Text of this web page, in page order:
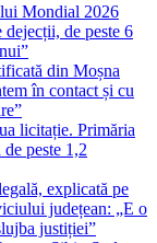
Mondial 2026
dejecții, de peste 6
din Moșna
în contact și cu
licitație. Primăria
peste 1,2
explicată pe
județean: „E o
justiției”